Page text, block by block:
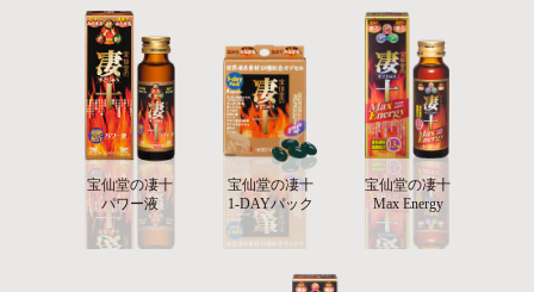
宝仙堂の凄十
パワー液
宝仙堂の凄十
1-DAYパック
宝仙堂の凄十
Max Energy